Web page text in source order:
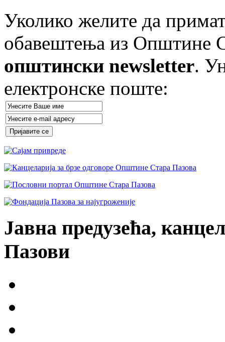
Уколико желите да
обавештења из Општине
општински newsletter.
електронске поште:
Јавна предузећа,
Пазови